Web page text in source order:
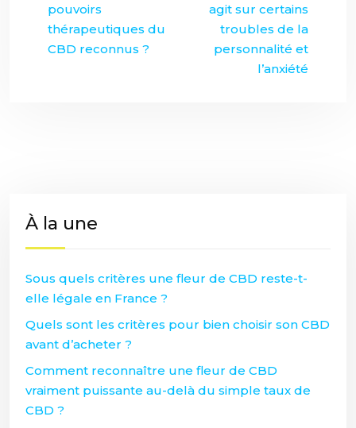
pouvoirs
thérapeutiques du
CBD reconnus ?
agit sur certains
troubles de la
personnalité et
l’anxiété
À la une
Sous quels critères une fleur de CBD reste-t-
elle légale en France ?
Quels sont les critères pour bien choisir son CBD
avant d’acheter ?
Comment reconnaître une fleur de CBD
vraiment puissante au-delà du simple taux de
CBD ?